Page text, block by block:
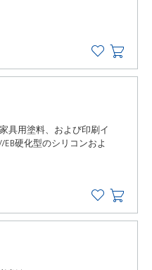
具用塗料、および印刷イ
硬化型のシリコンおよ